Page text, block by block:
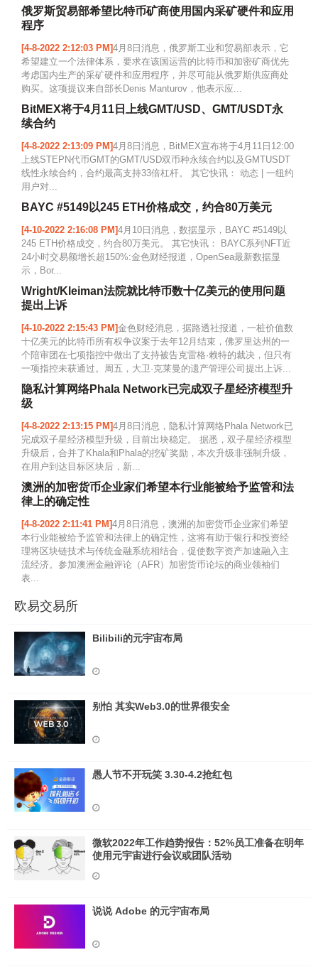
俄罗斯贸易部希望比特币矿商使用国内采矿硬件和应用
程序
[4-8-2022 2:12:03 PM]4月8日消息，俄罗斯工业和贸易部表示，它
希望建立一个法律体系，要求在该国运营的比特币和加密矿商优先
考虑国内生产的采矿硬件和应用程序，并尽可能从俄罗斯供应商处
购买。这项提议来自部长Denis Manturov，他表示应...
BitMEX将于4月11日上线GMT/USD、GMT/USDT永
续合约
[4-8-2022 2:13:09 PM]4月8日消息，BitMEX宣布将于4月11日12:00
上线STEPN代币GMT的GMT/USD双币种永续合约以及GMTUSDT
线性永续合约，合约最高支持33倍杠杆。 其它快讯： 动态 | 一纽约
用户对...
BAYC #5149以245 ETH价格成交，约合80万美元
[4-10-2022 2:16:08 PM]4月10日消息，数据显示，BAYC #5149以
245 ETH价格成交，约合80万美元。 其它快讯： BAYC系列NFT近
24小时交易额增长超150%:金色财经报道，OpenSea最新数据显
示，Bor...
Wright/Kleiman法院就比特币数十亿美元的使用问题
提出上诉
[4-10-2022 2:15:43 PM]金色财经消息，据路透社报道，一桩价值数
十亿美元的比特币所有权争议案于去年12月结束，佛罗里达州的一
个陪审团在七项指控中做出了支持被告克雷格·赖特的裁决，但只有
一项指控未获通过。周五，大卫·克莱曼的遗产管理公司提出上诉...
隐私计算网络Phala Network已完成双子星经济模型升
级
[4-8-2022 2:13:15 PM]4月8日消息，隐私计算网络Phala Network已
完成双子星经济模型升级，目前出块稳定。 据悉，双子星经济模型
升级后，合并了Khala和Phala的挖矿奖励，本次升级非强制升级，
在用户到达目标区块后，新...
澳洲的加密货币企业家们希望本行业能被给予监管和法
律上的确定性
[4-8-2022 2:11:41 PM]4月8日消息，澳洲的加密货币企业家们希望
本行业能被给予监管和法律上的确定性，这将有助于银行和投资经
理将区块链技术与传统金融系统相结合，促使数字资产加速融入主
流经济。参加澳洲金融评论（AFR）加密货币论坛的商业领袖们
表...
欧易交易所
Bilibili的元宇宙布局
别怕 其实Web3.0的世界很安全
愚人节不开玩笑 3.30-4.2抢红包
微软2022年工作趋势报告：52%员工准备在明年
使用元宇宙进行会议或团队活动
说说 Adob​​e 的元宇宙布局